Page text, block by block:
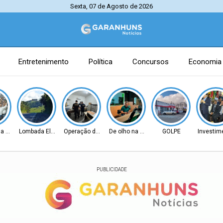
Sexta, 07 de Agosto de 2026
Entretenimento Política Concursos Economia
SenadoLombada EletrônicaOperação da PF e CGUDe olho na Alepe GOLPE
PUBLICIDADE